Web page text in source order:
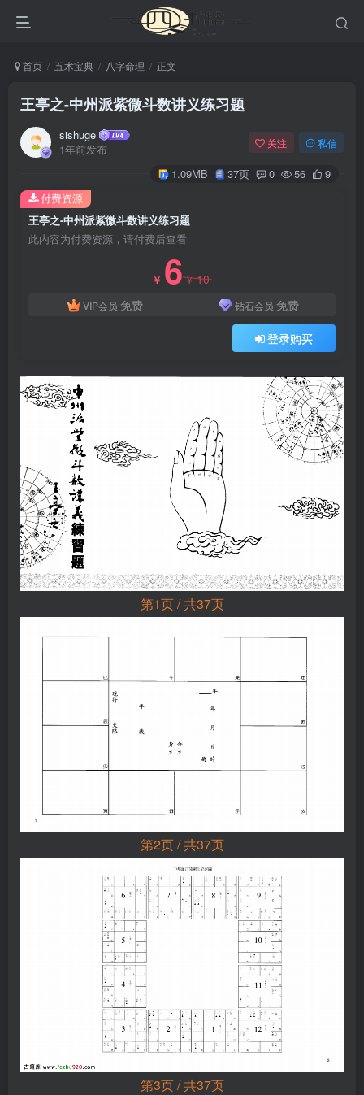
首页 五术宝典 八字命理 正文
王亭之-中州派紫微斗数讲义练习题
sishuge
1年前发布
关注 私信
1.09MB 37页 0 56 9
王亭之-中州派紫微斗数讲义练习题
此内容为付费资源，请付费后查看
￥ 6￥10
VIP会员 免费 钻石会员 免费
登录购买
付费资源
第1页 / 共37页
第2页 / 共37页
第3页 / 共37页